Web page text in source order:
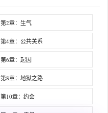
第2章：生气
第4章：公共关系
第6章：起因
第8章：地狱之路
第10章：约会